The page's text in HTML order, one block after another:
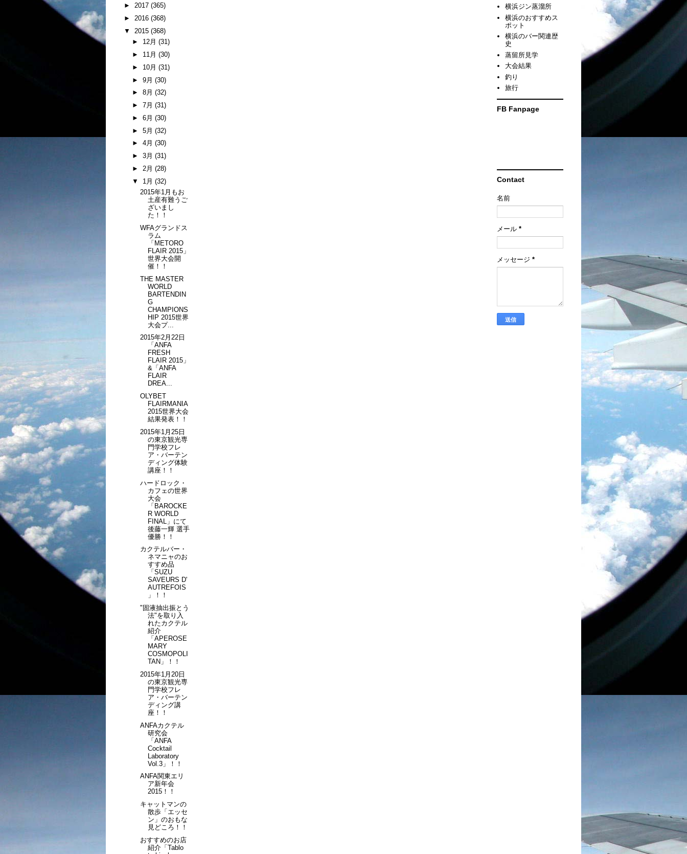
► 2017 (365)
► 2016 (368)
▼ 2015 (368)
► 12月 (31)
► 11月 (30)
► 10月 (31)
► 9月 (30)
► 8月 (32)
► 7月 (31)
► 6月 (30)
► 5月 (32)
► 4月 (30)
► 3月 (31)
► 2月 (28)
▼ 1月 (32)
2015年1月もお
土産有難うご
ざいまし
た！！
WFAグランドス
ラム
「METORO
FLAIR 2015」
世界大会開
催！！
THE MASTER
WORLD
BARTENDIN
G
CHAMPIONS
HIP 2015世界
大会プ...
2015年2月22日
「ANFA
FRESH
FLAIR 2015」
&「ANFA
FLAIR
DREA...
OLYBET
FLAIRMANIA
2015世界大会
結果発表！！
2015年1月25日
の東京観光専
門学校フレ
ア・バーテン
ディング体験
講座！！
ハードロック・
カフェの世界
大会
「BAROCKE
R WORLD
FINAL」にて
後藤一輝 選手
優勝！！
カクテルバー・
ネマニャのお
すすめ品
「SUZU
SAVEURS D'
AUTREFOIS
」！！
"固液抽出振とう
法"を取り入
れたカクテル
紹介
「APEROSE
MARY
COSMOPOLI
TAN」！！
2015年1月20日
の東京観光専
門学校フレ
ア・バーテン
ディング講
座！！
ANFAカクテル
研究会
「ANFA
Cocktail
Laboratory
Vol.3」！！
ANFA関東エリ
ア新年会
2015！！
キャットマンの
散歩「エッセ
ン」のおもな
見どころ！！
おすすめのお店
紹介「Tablo
横浜ジン蒸溜所
横浜のおすすめス
ポット
横浜のバー関連歴
史
蒸留所見学
大会結果
釣り
旅行
FB Fanpage
Contact
名前
メール *
メッセージ *